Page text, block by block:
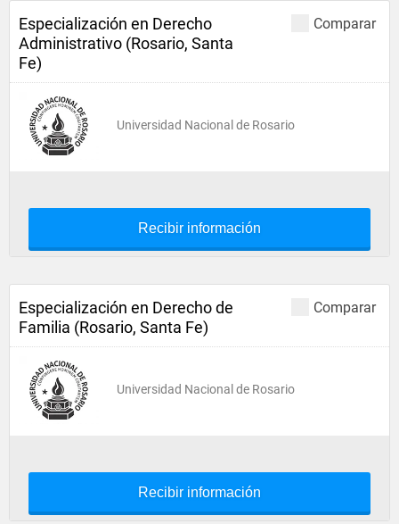
Comparar
Especialización en Derecho
Administrativo (Rosario, Santa
Fe)
Universidad Nacional de Rosario
Recibir información
Comparar
Especialización en Derecho de
Familia (Rosario, Santa Fe)
Universidad Nacional de Rosario
Recibir información